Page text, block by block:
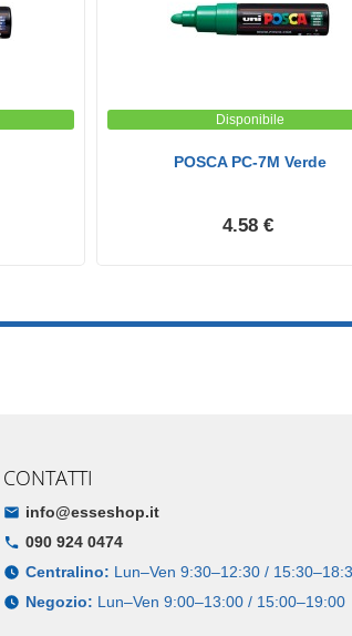
Disponibile
POSCA PC-7M Verde
4.58 €
CONTATTI
info@esseshop.it
090 924 0474
Centralino: Lun–Ven 9:30–12:30 /
Negozio: Lun–Ven 9:00–13:00 / 15:00–19:00